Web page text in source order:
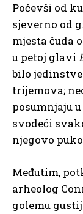
Počevši od
sjeverno od
mjesta čuda
u petoj glavi
bilo
trijemova;
posumnjaju
svodeći
njegovo
Međutim,
arheolog
golemu